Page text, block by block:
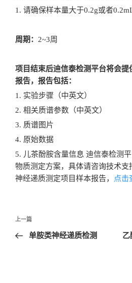
1. 请确保样本量大于0.2g或者0.2mL
周期： 2~3周
项目结束后迪信泰检测平台将会提
报告，报告包括：
1. 实验步骤（中英文）
2. 相关质谱参数（中英文）
3. 质谱图片
4. 原始数据
5. 儿茶酚胺含量信息 迪信泰检测
物质测定方案，具体请咨询技术支
神经递质测定项目样本报告，
点击
文
章
上一篇
单胺类神经递质检测 乙